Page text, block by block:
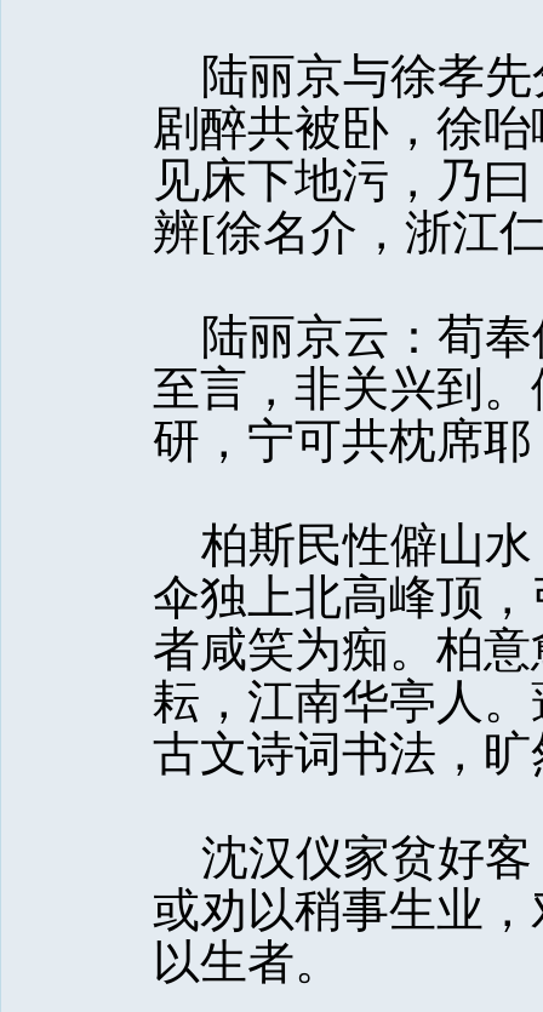
陆丽京与徐孝先
剧醉共被卧，徐
见床下地污，乃
辨[徐名介，浙江
陆丽京云：荀奉
至言，非关兴到
研，宁可共枕席耶
柏斯民性僻山水
伞独上北高峰顶
者咸笑为痴。柏
耘，江南华亭人
古文诗词书法，
沈汉仪家贫好客
或劝以稍事生业
以生者。